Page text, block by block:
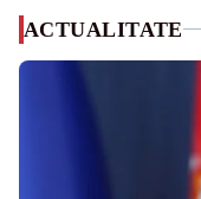
ACTUALITATE